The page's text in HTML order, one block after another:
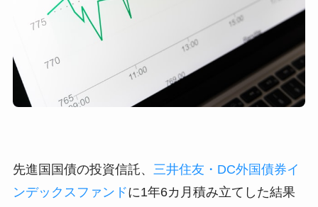
先進国国債の投資信託、 三井住友・DC外国債券イ
ンデックスファンドに1年6カ月積み立てした結果